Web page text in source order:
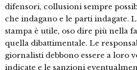
difensori, collusioni sempre
che indagano e le parti indagate.
stampa è utile, oso dire più nella
quella dibattimentale. Le
giornalisti debbono essere a loro
indicate e le sanzioni